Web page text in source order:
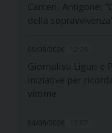
Carceri. Antigone:
della
05/08/2026
Giornalisti Liguri e
iniziative per
vittime
04/08/2026